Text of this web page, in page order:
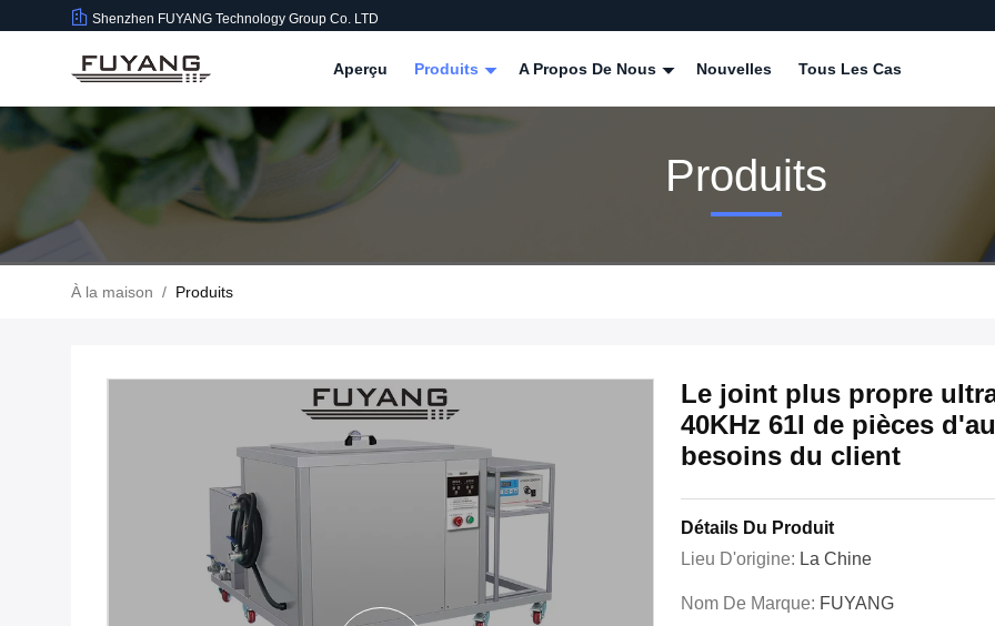
Shenzhen FUYANG Technology Group Co. LTD
Aperçu Produits A Propos De Nous Nouvelles Tous Les Cas
Produits
À la maison / Produits
Le joint plus propre
40KHz 61I de pièces
besoins du client
Détails Du Produit
Lieu D'origine: La Chine
Nom De Marque: FUYANG